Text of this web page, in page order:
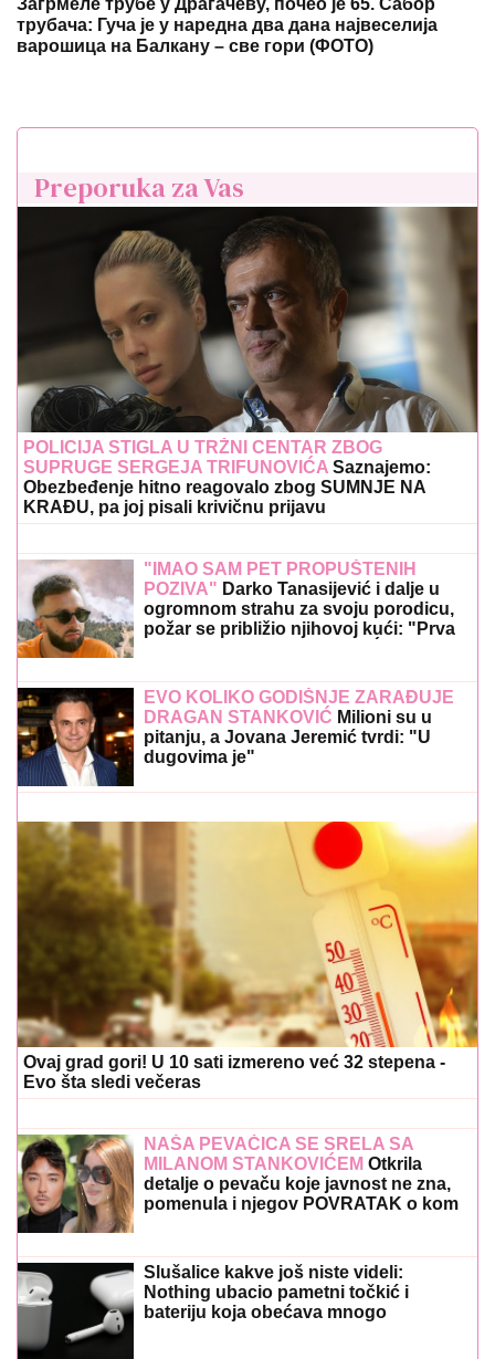
трубача: Гуча је у наредна два дана највеселија
варошица на Балкану – све гори (ФОТО)
Preporuka za Vas
POLICIJA STIGLA U TRŽNI CENTAR ZBOG
SUPRUGE SERGEJA TRIFUNOVIĆA Saznajemo:
Obezbeđenje hitno reagovalo zbog SUMNJE NA
KRAĐU, pa joj pisali krivičnu prijavu
"IMAO SAM PET PROPUŠTENIH
POZIVA" Darko Tanasijević i dalje u
ogromnom strahu za svoju porodicu,
požar se približio njihovoj kući: "Prva
EVO KOLIKO GODIŠNJE ZARAĐUJE
DRAGAN STANKOVIĆ Milioni su u
pitanju, a Jovana Jeremić tvrdi: "U
dugovima je"
Ovaj grad gori! U 10 sati izmereno već 32 stepena -
Evo šta sledi večeras
NAŠA PEVAČICA SE SRELA SA
MILANOM STANKOVIĆEM Otkrila
detalje o pevaču koje javnost ne zna,
pomenula i njegov POVRATAK o kom
Slušalice kakve još niste videli:
Nothing ubacio pametni točkić i
bateriju koja obećava mnogo